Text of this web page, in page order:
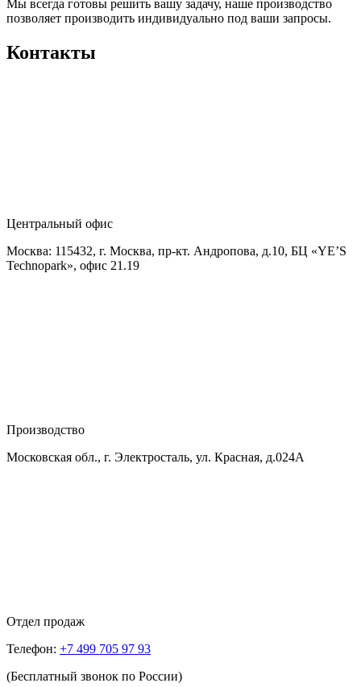
Мы всегда готовы решить вашу задачу, наше производство
позволяет производить индивидуально под ваши запросы.
Контакты
Центральный офис
Москва: 115432, г. Москва, пр-кт. Андропова, д.10, БЦ «YE’S
Technopark», офис 21.19
Производство
Московская обл., г. Электросталь, ул. Красная, д.024А
Отдел продаж
Телефон: +7 499 705 97 93
(Бесплатный звонок по России)